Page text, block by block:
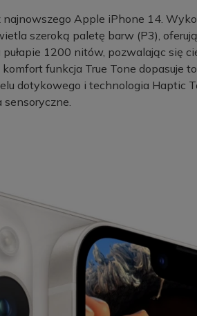
Apple iPhone 14.
szeroką paletę barw (P3),
1200 nitów, pozwalając się
funkcja True Tone dopasuje
dotykowego i technologia Haptic